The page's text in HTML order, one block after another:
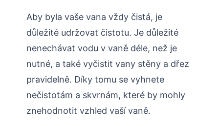
Aby byla vaše vana vždy čistá, je
důležité udržovat čistotu. Je důležité
nenechávat vodu v vaně déle, než je
nutné, a také vyčistit vany stěny a dřez
pravidelně. Díky tomu se vyhnete
nečistotám a skvrnám, které by mohly
znehodnotit vzhled vaší vaně.